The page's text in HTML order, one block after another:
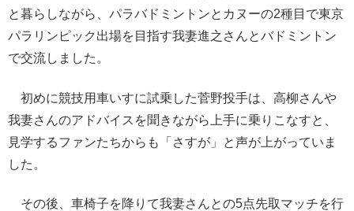
と暮らしながら、パラバドミントンとカヌーの2種目で東京
パラリンピック出場を目指す我妻進之さんとバドミントン
で交流しました。
初めに競技用車いすに試乗した菅野投手は、高柳さんや
我妻さんのアドバイスを聞きながら上手に乗りこなすと、
見学するファンたちからも「さすが」と声が上がっていま
した。
その後、車椅子を降りて我妻さんとの5点先取マッチを行